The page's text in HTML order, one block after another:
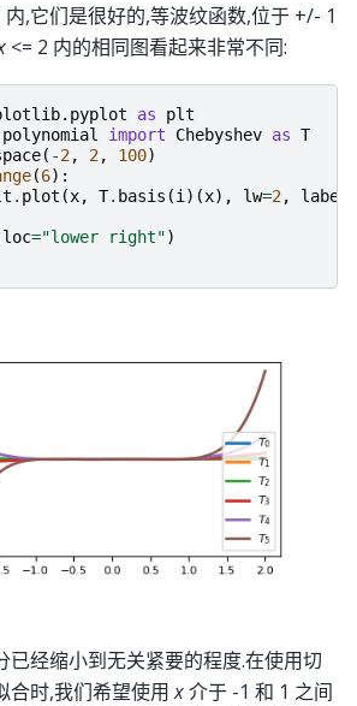
内,它们是很好的,等波纹函数,位于 +/- 1
<= 2 内的相同图看起来非常不同:
as
plt
import Chebyshev as T
( -2, 2, 100)
(6):
. plot (x, T. basis (i)(x), lw=2, label
loc="lower right")
已经缩小到无关紧要的程度.在使用切
合时,我们希望使用x介于 -1 和 1 之间